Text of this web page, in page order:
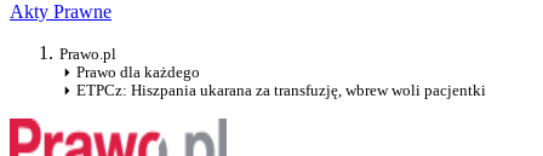
Akty Prawne
Prawo.pl
Prawo dla każdego
ETPCz: Hiszpania ukarana za transfuzję, wbrew woli pacjentki